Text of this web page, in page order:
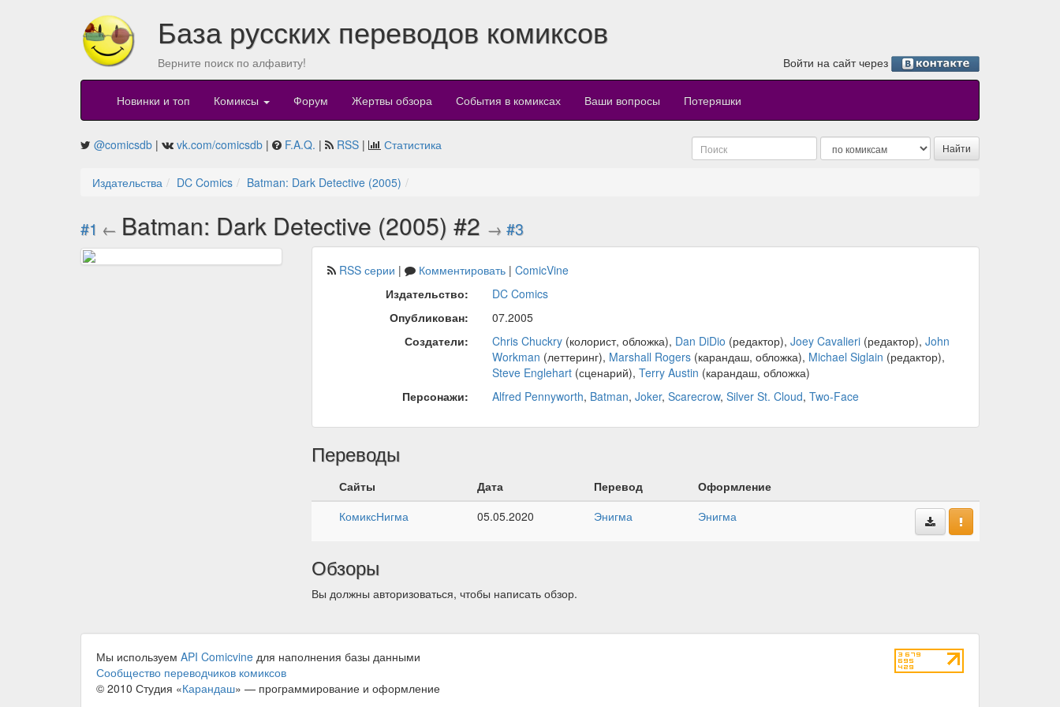
База русских переводов комиксов
Верните поиск по алфавиту! Войти на сайт через
Новинки и топ Комиксы Форум Жертвы обзора События в комиксах Ваши вопросы Потеряшки
@comicsdb | vk.com/comicsdb | F.A.Q. | RSS | Статистика
Издательства DC Comics Batman: Dark Detective (2005)
#1 ← Batman: Dark Detective (2005) #2 → #3
RSS серии | Комментировать| ComicVine
Издательство:
DC Comics
Опубликован:
07.2005
Создатели:
Chris Chuckry(колорист, обложка), Dan DiDio (редактор), Joey Cavalieri(редактор), John
Workman (леттеринг), Marshall Rogers(карандаш, обложка), Michael Siglain (редактор),
Steve Englehart(сценарий), Terry Austin (карандаш, обложка)
Персонажи:
Alfred Pennyworth, Batman, Joker, Scarecrow, Silver St. Cloud, Two-Face
Переводы
Сайты Дата Перевод
Оформление
КомиксНигма
05.05.2020 Энигма Энигма
Обзоры
Вы должны авторизоваться, чтобы написать обзор.
Мы используем API Comicvine для наполнения базы данными
Сообщество переводчиков комиксов
© 2010 Студия «Карандаш» — программирование и оформление